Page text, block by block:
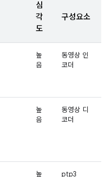
심
각
도
구성요소
높
음
동영상 인
코더
높
음
동영상 디
코더
높
ptp3